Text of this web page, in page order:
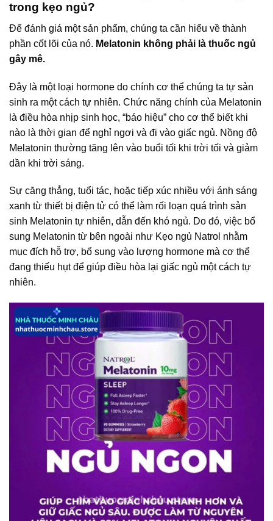
trong kẹo ngủ?
Để đánh giá một sản phẩm, chúng ta cần hiểu về thành
phần cốt lõi của nó. Melatonin không phải là thuốc ngủ
gây mê.
Đây là một loại hormone do chính cơ thể chúng ta tự sản
sinh ra một cách tự nhiên. Chức năng chính của Melatonin
là điều hòa nhịp sinh học, “báo hiệu” cho cơ thể biết khi
nào là thời gian để nghỉ ngơi và đi vào giấc ngủ. Nồng độ
Melatonin thường tăng lên vào buổi tối khi trời tối và giảm
dần khi trời sáng.
Sự căng thẳng, tuổi tác, hoặc tiếp xúc nhiều với ánh sáng
xanh từ thiết bị điện tử có thể làm rối loạn quá trình sản
sinh Melatonin tự nhiên, dẫn đến khó ngủ. Do đó, việc bổ
sung Melatonin từ bên ngoài như Kẹo ngủ Natrol nhằm
mục đích hỗ trợ, bổ sung vào lượng hormone mà cơ thể
đang thiếu hụt để giúp điều hòa lại giấc ngủ một cách tự
nhiên.